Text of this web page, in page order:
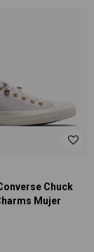
Chuck
Mujer